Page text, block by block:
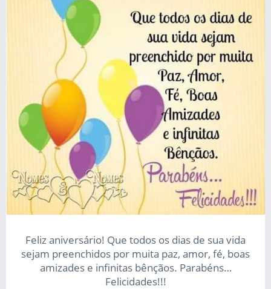
Feliz aniversário! Que todos os dias de sua vida
sejam preenchidos por muita paz, amor, fé, boas
amizades e infinitas bênçãos. Parabéns…
Felicidades!!!